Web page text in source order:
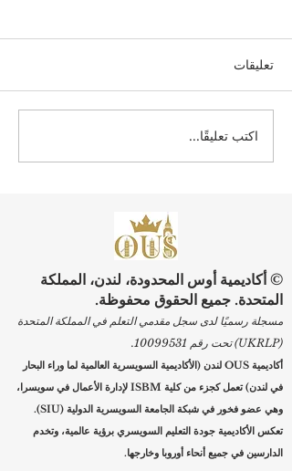
ارتقِ بمسيرتك المهنية: بدء
التسجيل في برامج الجامعة
تعليقات
اكتب تعليقًا...
© أكاديمية أوس المحدودة، لندن، المملكة
المتحدة. جميع الحقوق محفوظة.
مسجلة رسميًا لدى سجل مقدمي التعلم في المملكة المتحدة
(UKRLP) تحت رقم
10099531
.
أكاديمية OUS لندن (الأكاديمية السويسرية العالمية لما وراء البحار
في لندن) تعمل كجزء من كلية ISBM لإدارة الأعمال في سويسرا،
وهي عضو فخور في شبكة الجامعة السويسرية الدولية (SIU).
تعكس الأكاديمية جودة التعليم السويسري برؤية عالمية، وتخدم
الدارسين في جميع أنحاء أوروبا وخارجها.